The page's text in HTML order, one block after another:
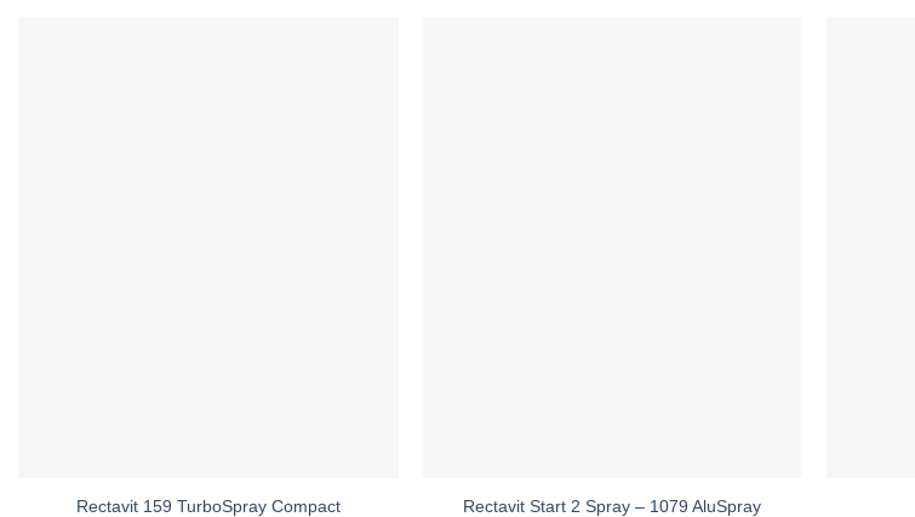
Rectavit 159 TurboSpray Compact Rectavit Start 2 Spray – 1079 AluSpray